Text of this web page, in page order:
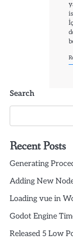
Search
Recent Posts
Generating
Adding New
Loading vue in
Godot Engine
Released 5 Low